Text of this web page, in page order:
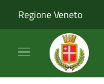
Regione Veneto